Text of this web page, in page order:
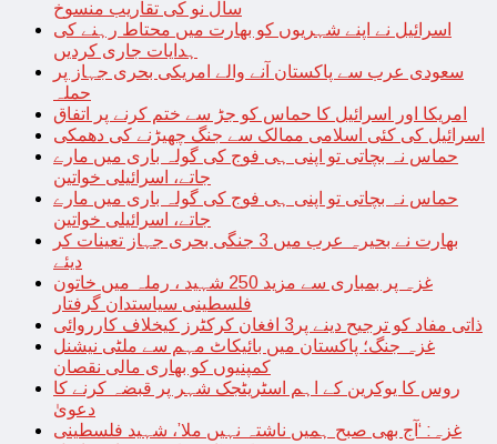
سال نو کی تقاریب منسوخ
اسرائیل نے اپنے شہریوں کو بھارت میں محتاط رہنے کی
ہدایات جاری کردیں
سعودی عرب سے پاکستان آنے والے امریکی بحری جہاز پر
حملہ
امریکا اور اسرائیل کا حماس کو جڑ سے ختم کرنے پر اتفاق
اسرائیل کی کئی اسلامی ممالک سے جنگ چھیڑنے کی دھمکی
حماس نہ بچاتی تو اپنی ہی فوج کی گولہ باری میں مارے
جاتے، اسرائیلی خواتین
حماس نہ بچاتی تو اپنی ہی فوج کی گولہ باری میں مارے
جاتے، اسرائیلی خواتین
بھارت نے بحیرہ عرب میں 3 جنگی بحری جہاز تعینات کر
دیئے
غزہ پر بمباری سے مزید 250 شہید ، رملہ میں خاتون
فلسطینی سیاستدان گرفتار
ذاتی مفاد کو ترجیح دینے پر3 افغان کرکٹرز کیخلاف کارروائی
غزہ جنگ؛ پاکستان میں بائیکاٹ مہم سے ملٹی نیشنل
کمپنیوں کو بھاری مالی نقصان
روس کا یوکرین کے اہم اسٹریٹجک شہر پر قبضہ کرنے کا
دعویٰ
غزہ: ‘آج بھی صبح ہمیں ناشتہ نہیں ملا’، شہید فلسطینی